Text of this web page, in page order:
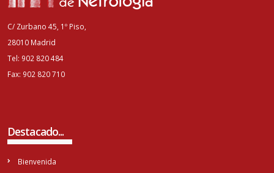
C/ Zurbano 45, 1º Piso,
28010 Madrid
Tel: 902 820 484
Fax: 902 820 710
Destacado...
Bienvenida